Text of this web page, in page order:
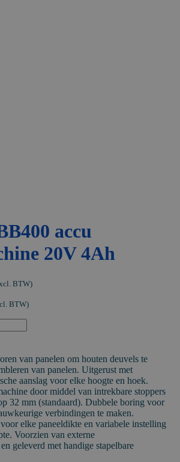
accu
20V 4Ah
BTW)
BTW)
van panelen om houten deuvels te
van panelen. Uitgerust met
aanslag voor elke hoogte en hoek.
door middel van intrekbare stoppers
32 mm (standaard). Dubbele boring voor
verbindingen te maken.
elke paneeldikte en variabele instelling
Voorzien van externe
geleverd met handige stapelbare